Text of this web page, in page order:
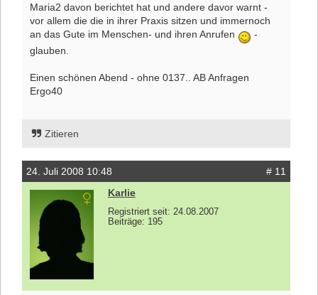
Maria2 davon berichtet hat und andere davor warnt -
vor allem die die in ihrer Praxis sitzen und immernoch
an das Gute im Menschen- und ihren Anrufen
-
glauben.
Einen schönen Abend - ohne 0137.. AB Anfragen
Ergo40
Zitieren
24. Juli 2008 10:48
# 11
Karlie
Registriert seit: 24.08.2007
Beiträge: 195